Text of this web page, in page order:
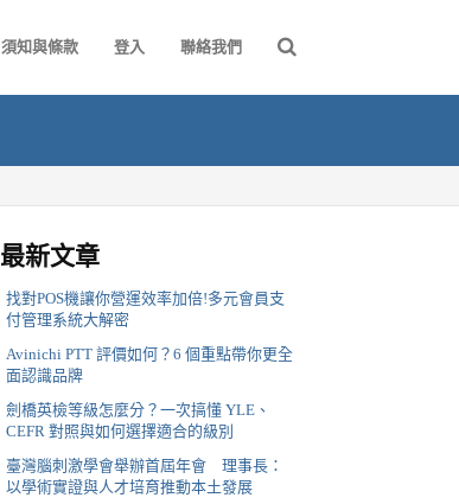
須知與條款 登入 聯絡我們
最新文章
找對POS機讓你營運效率加倍!多元會員支
付管理系統大解密
Avinichi PTT 評價如何？6 個重點帶你更全
面認識品牌
劍橋英檢等級怎麼分？一次搞懂 YLE、
CEFR 對照與如何選擇適合的級別
臺灣腦刺激學會舉辦首屆年會 理事長：
以學術實證與人才培育推動本土發展